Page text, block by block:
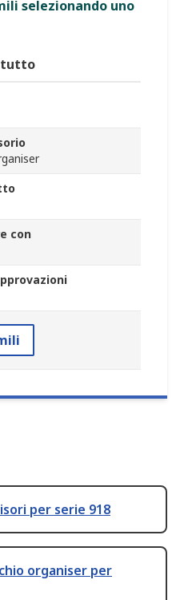
selezionando uno
tutto
con
per serie 918
organiser per